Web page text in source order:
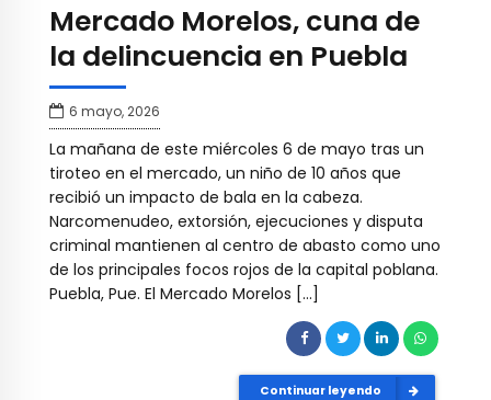
Mercado Morelos, cuna de
la delincuencia en Puebla
6 mayo, 2026
La mañana de este miércoles 6 de mayo tras un
tiroteo en el mercado, un niño de 10 años que
recibió un impacto de bala en la cabeza.
Narcomenudeo, extorsión, ejecuciones y disputa
criminal mantienen al centro de abasto como uno
de los principales focos rojos de la capital poblana.
Puebla, Pue. El Mercado Morelos […]
Continuar leyendo